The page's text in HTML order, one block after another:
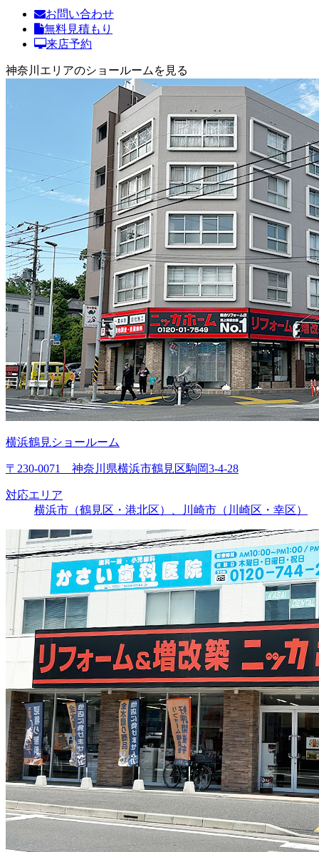
お問い合わせ
無料見積もり
来店予約
神奈川エリアのショールームを見る
横浜鶴見ショールーム
〒230-0071 神奈川県横浜市鶴見区駒岡3-4-28
対応エリア
横浜市（鶴見区・港北区）、川崎市（川崎区・幸区）